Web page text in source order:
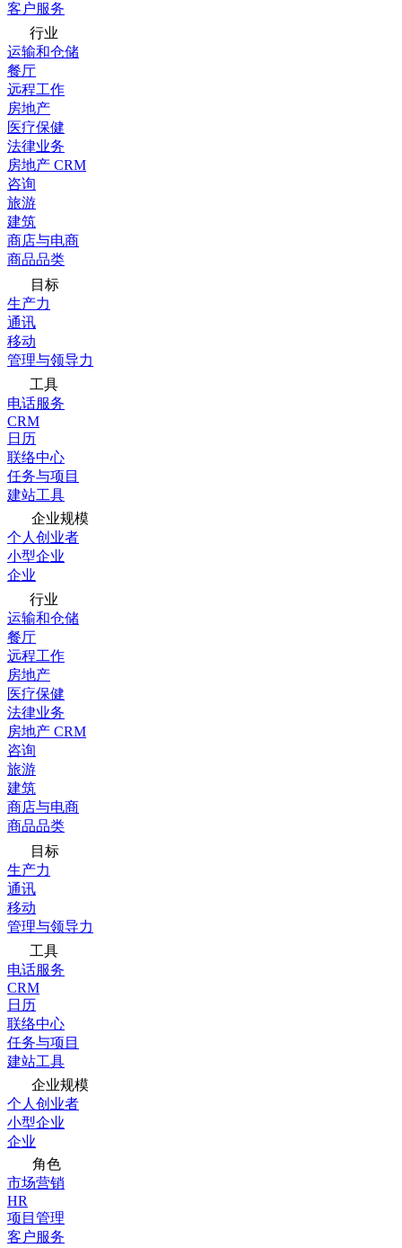
客户服务
行业
运输和仓储
餐厅
远程工作
房地产
医疗保健
法律业务
房地产 CRM
咨询
旅游
建筑
商店与电商
商品品类
目标
生产力
通讯
移动
管理与领导力
工具
电话服务
CRM
日历
联络中心
任务与项目
建站工具
企业规模
个人创业者
小型企业
企业
行业
运输和仓储
餐厅
远程工作
房地产
医疗保健
法律业务
房地产 CRM
咨询
旅游
建筑
商店与电商
商品品类
目标
生产力
通讯
移动
管理与领导力
工具
电话服务
CRM
日历
联络中心
任务与项目
建站工具
企业规模
个人创业者
小型企业
企业
角色
市场营销
HR
项目管理
客户服务